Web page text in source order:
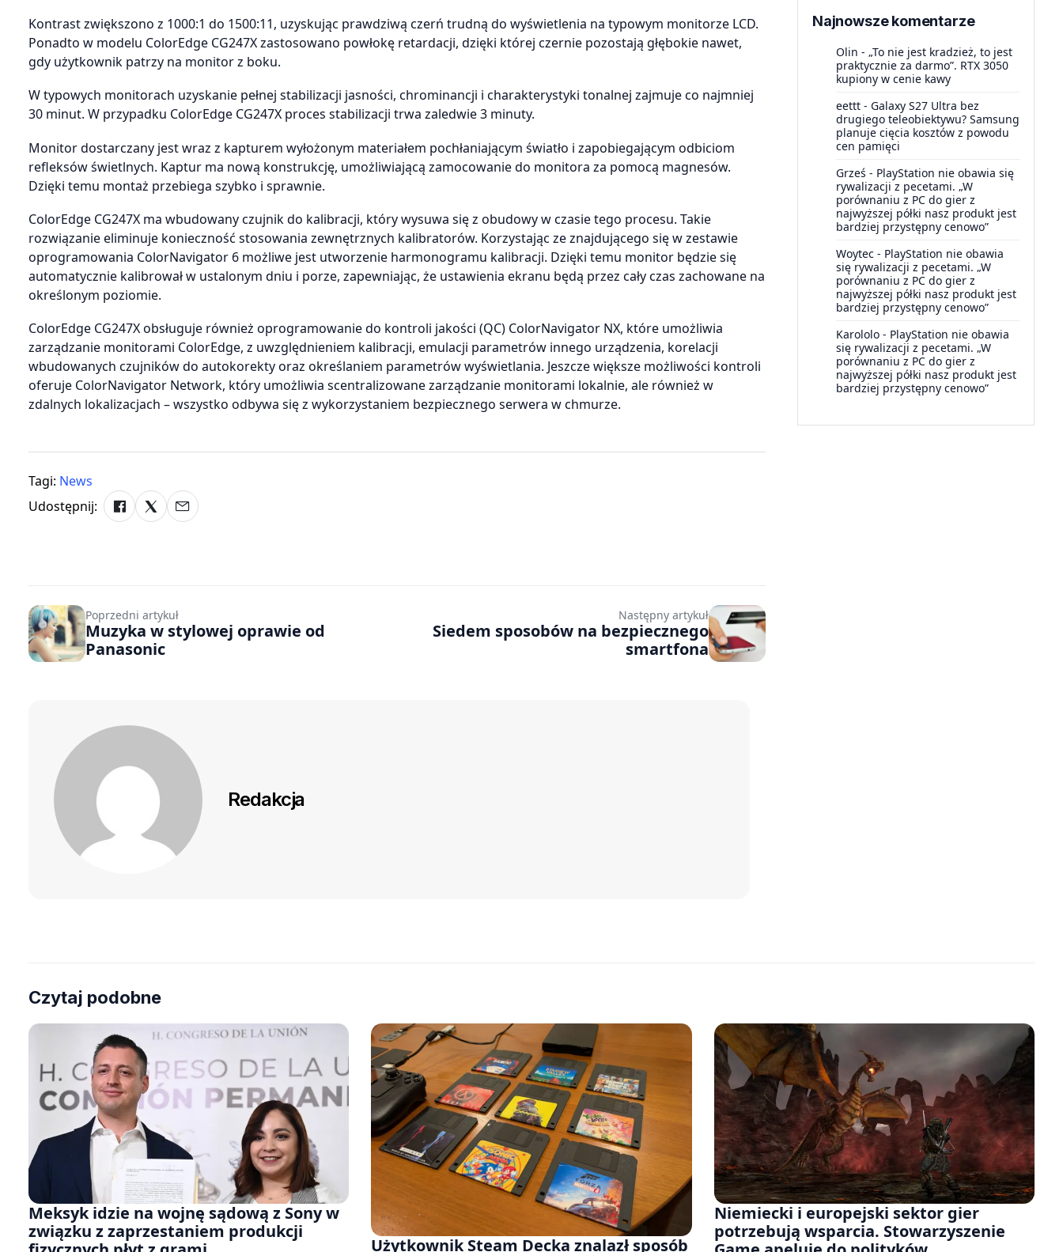
Kontrast zwiększono z 1000:1 do 1500:11, uzyskując prawdziwą czerń trudną do wyświetlenia na typowym monitorze LCD.
Ponadto w modelu ColorEdge CG247X zastosowano powłokę retardacji, dzięki której czernie pozostają głębokie nawet,
gdy użytkownik patrzy na monitor z boku.
W typowych monitorach uzyskanie pełnej stabilizacji jasności, chrominancji i charakterystyki tonalnej zajmuje co najmniej
30 minut. W przypadku ColorEdge CG247X proces stabilizacji trwa zaledwie 3 minuty.
Monitor dostarczany jest wraz z kapturem wyłożonym materiałem pochłaniającym światło i zapobiegającym odbiciom
refleksów świetlnych. Kaptur ma nową konstrukcję, umożliwiającą zamocowanie do monitora za pomocą magnesów.
Dzięki temu montaż przebiega szybko i sprawnie.
ColorEdge CG247X ma wbudowany czujnik do kalibracji, który wysuwa się z obudowy w czasie tego procesu. Takie
rozwiązanie eliminuje konieczność stosowania zewnętrznych kalibratorów. Korzystając ze znajdującego się w zestawie
oprogramowania ColorNavigator 6 możliwe jest utworzenie harmonogramu kalibracji. Dzięki temu monitor będzie się
automatycznie kalibrował w ustalonym dniu i porze, zapewniając, że ustawienia ekranu będą przez cały czas zachowane na
określonym poziomie.
ColorEdge CG247X obsługuje również oprogramowanie do kontroli jakości (QC) ColorNavigator NX, które umożliwia
zarządzanie monitorami ColorEdge, z uwzględnieniem kalibracji, emulacji parametrów innego urządzenia, korelacji
wbudowanych czujników do autokorekty oraz określaniem parametrów wyświetlania. Jeszcze większe możliwości kontroli
oferuje ColorNavigator Network, który umożliwia scentralizowane zarządzanie monitorami lokalnie, ale również w
zdalnych lokalizacjach – wszystko odbywa się z wykorzystaniem bezpiecznego serwera w chmurze.
Tagi: News
Udostępnij:
Najnowsze komentarze
Olin - „To nie jest kradzież, to jest
praktycznie za darmo”. RTX 3050
kupiony w cenie kawy
eettt - Galaxy S27 Ultra bez
drugiego teleobiektywu? Samsung
planuje cięcia kosztów z powodu
cen pamięci
Grześ - PlayStation nie obawia się
rywalizacji z pecetami. „W
porównaniu z PC do gier z
najwyższej półki nasz produkt jest
bardziej przystępny cenowo”
Woytec - PlayStation nie obawia
się rywalizacji z pecetami. „W
porównaniu z PC do gier z
najwyższej półki nasz produkt jest
bardziej przystępny cenowo”
Karololo - PlayStation nie obawia
się rywalizacji z pecetami. „W
porównaniu z PC do gier z
najwyższej półki nasz produkt jest
bardziej przystępny cenowo”
Poprzedni artykuł
Muzyka w stylowej oprawie od
Panasonic
Następny artykuł
Siedem sposobów na bezpiecznego
smartfona
Redakcja
Czytaj podobne
Meksyk idzie na wojnę sądową z Sony w
związku z zaprzestaniem produkcji
Użytkownik Steam Decka znalazł sposób
Niemiecki i europejski sektor gier
potrzebują wsparcia. Stowarzyszenie